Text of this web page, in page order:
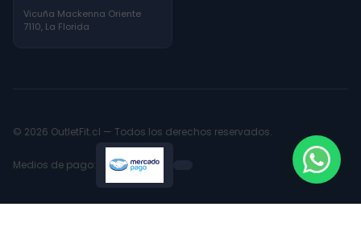
Vicuña Mackenna Oriente
7110, La Florida
© 2026 OutletFit.cl — Todos los derechos reservados.
Medios de pago: